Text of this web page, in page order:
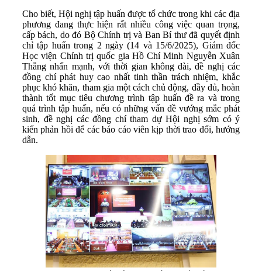
Cho biết, Hội nghị tập huấn được tổ chức trong khi các địa
phương đang thực hiện rất nhiều công việc quan trọng,
cấp bách, do đó Bộ Chính trị và Ban Bí thư đã quyết định
chỉ tập huấn trong 2 ngày (14 và 15/6/2025), Giám đốc
Học viện Chính trị quốc gia Hồ Chí Minh Nguyễn Xuân
Thắng nhấn mạnh, với thời gian không dài, đề nghị các
đồng chí phát huy cao nhất tinh thần trách nhiệm, khắc
phục khó khăn, tham gia một cách chủ động, đầy đủ, hoàn
thành tốt mục tiêu chương trình tập huấn đề ra và trong
quá trình tập huấn, nếu có những vấn đề vướng mắc phát
sinh, đề nghị các đồng chí tham dự Hội nghị sớm có ý
kiến phản hồi để các báo cáo viên kịp thời trao đổi, hướng
dẫn.